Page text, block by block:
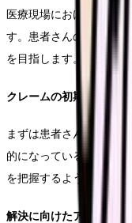
医療現場におけるクレ
す。患者さんの不満や
を目指します。
クレームの初期対応
まずは患者さんの話を
的になっている場合で
を把握するように努めま
解決に向けたアプローチ